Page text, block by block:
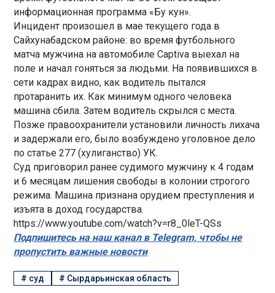
информационная программа «Бу кун».
Инцидент произошел в мае текущего года в
Сайхунабадском районе: во время футбольного
матча мужчина на автомобиле Captiva выехал на
поле и начал гоняться за людьми. На появившихся в
сети кадрах видно, как водитель пытался
протаранить их. Как минимум одного человека
машина сбила. Затем водитель скрылся с места.
Позже правоохранители установили личность лихача
и задержали его, было возбуждено уголовное дело
по статье 277 (хулиганство) УК.
Суд приговорил ранее судимого мужчину к 4 годам
и 6 месяцам лишения свободы в колонии строгого
режима. Машина признана орудием преступления и
изъята в доход государства.
https://www.youtube.com/watch?v=r8_0leT-QSs
Подпишитесь на наш канал в Telegram, чтобы не
пропустить важные новости
# суд # Сырдарьинская область